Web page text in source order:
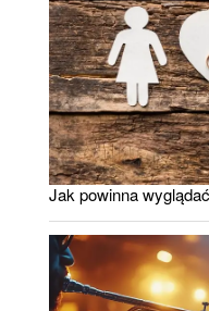
Jak powinna